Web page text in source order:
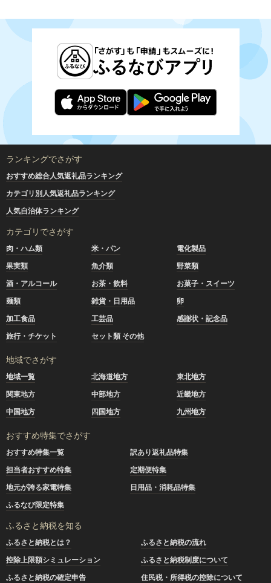
ランキングでさがす
おすすめ総合人気返礼品ランキング
カテゴリ別人気返礼品ランキング
人気自治体ランキング
カテゴリでさがす
肉・ハム類 米・パン
電化製品
果実類
魚介類
野菜類
酒・アルコール
お茶・飲料
お菓子・スイーツ
麺類
雑貨・日用品
卵
加工食品
工芸品
感謝状・記念品
旅行・チケット
セット類 その他
地域でさがす
地域一覧 北海道地方
東北地方
関東地方
中部地方
近畿地方
中国地方
四国地方 九州地方
おすすめ特集でさがす
おすすめ特集一覧
訳あり返礼品特集
担当者おすすめ特集
定期便特集
地元が誇る家電特集
日用品・消耗品特集
ふるなび限定特集
ふるさと納税を知る
ふるさと納税とは？
ふるさと納税の流れ
控除上限額シミュレーション
ふるさと納税制度について
ふるさと納税の確定申告
住民税・所得税の控除について